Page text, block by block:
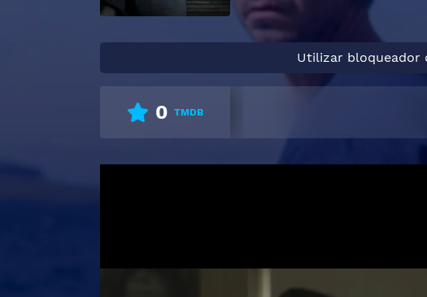
Utilizar bloqueador
0 TMDB